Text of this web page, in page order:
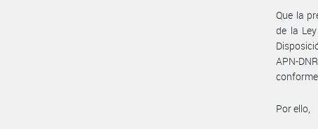
Que la
de la
APN-
Por ello,